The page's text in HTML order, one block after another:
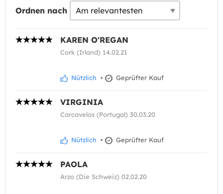
Ordnen nach
KAREN O'REGAN
Cork (Irland) 14.02.21
Nützlich • Geprüfter Kauf
VIRGINIA
Carcavelos (Portugal) 30.03.20
Nützlich • Geprüfter Kauf
PAOLA
Arzo (Die Schweiz) 02.02.20